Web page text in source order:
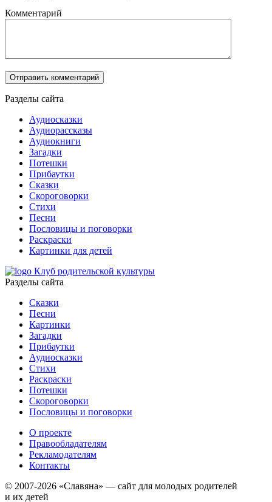
Комментарий
Разделы сайта
Аудиосказки
Аудиорассказы
Аудиокниги
Загадки
Потешки
Прибаутки
Сказки
Скороговорки
Стихи
Песни
Пословицы и поговорки
Раскраски
Картинки для детей
Клуб родительской культуры
Разделы сайта
Сказки
Песни
Картинки
Загадки
Прибаутки
Аудиосказки
Стихи
Раскраски
Потешки
Скороговорки
Пословицы и поговорки
О проекте
Правообладателям
Рекламодателям
Контакты
© 2007-2026 «Славяна» — сайт для молодых родителей
и их детей